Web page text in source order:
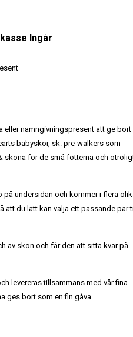
Ingår
namngivningspresent att ge bort
babyskor, sk. pre-walkers som
sköna för de små fötterna och
på undersidan och kommer i flera
du lätt kan välja ett passande par
av skon och får den att sitta kvar på
levereras tillsammans med vår fina
ges bort som en fin gåva.